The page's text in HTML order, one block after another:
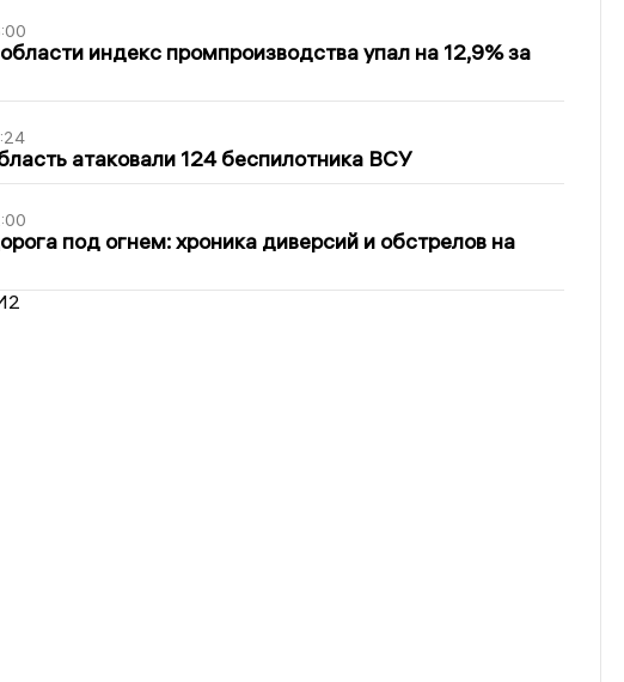
индекс промпроизводства упал на 12,9% за
атаковали 124 беспилотника ВСУ
под огнем: хроника диверсий и обстрелов на